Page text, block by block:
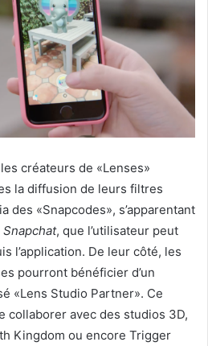
créateurs de «Lenses»
la diffusion de leurs filtres
des «Snapcodes», s’apparentant
, que l’utilisateur peut
l’application. De leur côté, les
pourront bénéficier d’un
«Lens Studio Partner». Ce
collaborer avec des studios 3D,
Kingdom ou encore Trigger